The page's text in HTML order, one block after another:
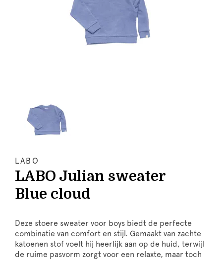
LABO
LABO Julian sweater
Blue cloud
Deze stoere sweater voor boys biedt de perfecte
combinatie van comfort en stijl. Gemaakt van zachte
katoenen stof voelt hij heerlijk aan op de huid, terwijl
de ruime pasvorm zorgt voor een relaxte, maar toch